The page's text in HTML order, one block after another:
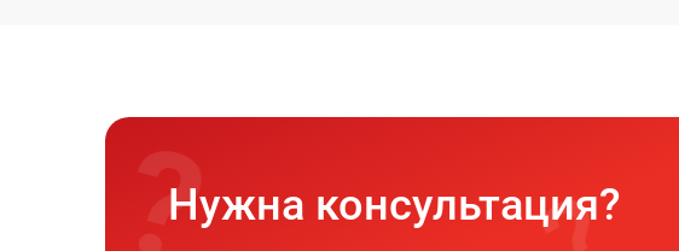
Нужна консультация?